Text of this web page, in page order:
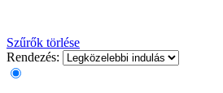
Szűrők törlése
Rendezés: